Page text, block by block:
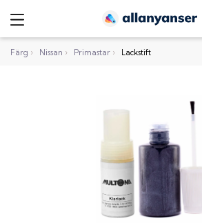
Färg › Nissan › Primastar › Lackstift